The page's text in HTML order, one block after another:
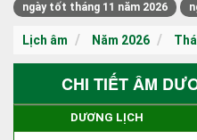
ngày tốt tháng 11 năm 2026
Lịch âm Năm 2026
CHI TIẾT ÂM
DƯƠNG LỊCH